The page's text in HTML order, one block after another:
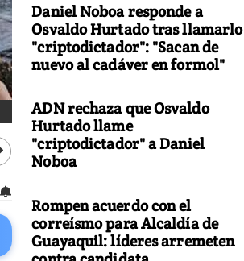
Daniel Noboa responde a
Osvaldo Hurtado tras llamarlo
"criptodictador": "Sacan de
nuevo al cadáver en formol"
ADN rechaza que Osvaldo
Hurtado llame
"criptodictador" a Daniel
Noboa
Rompen acuerdo con el
correísmo para Alcaldía de
Guayaquil: líderes arremeten